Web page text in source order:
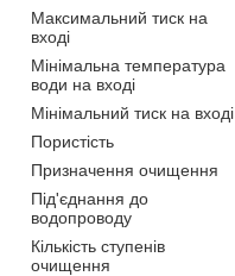
Максимальний тиск на
вході
Мінімальна температура
води на вході
Мінімальний тиск на вході
Пористість
Призначення очищення
Під'єднання до
водопроводу
Кількість ступенів
очищення